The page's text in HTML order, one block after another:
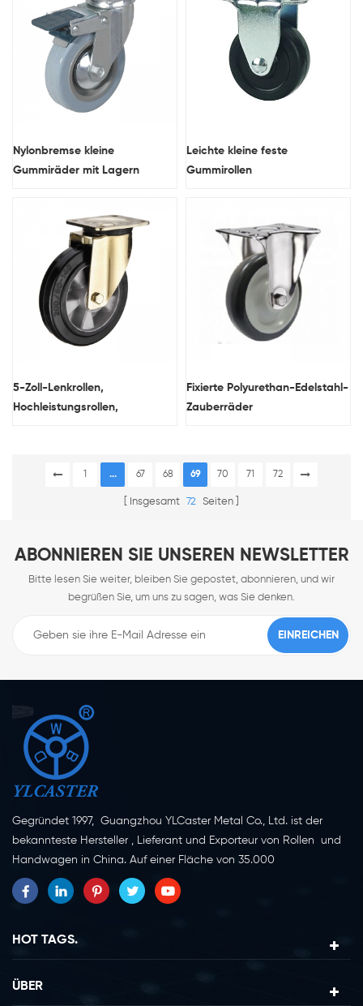
Nylonbremse kleine
Gummiräder mit Lagern
Leichte kleine feste
Gummirollen
5-Zoll-Lenkrollen,
Hochleistungsrollen,
Fixierte Polyurethan-Edelstahl-
Zauberräder
... 67 68 69 70 71 72
Insgesamt 72 Seiten
ABONNIEREN SIE UNSEREN NEWSLETTER
Bitte lesen Sie weiter, bleiben Sie gepostet, abonnieren, und wir
begrüßen Sie, um uns zu sagen, was Sie denken.
Gegründet 1997, Guangzhou YLCaster Metal Co., Ltd. ist der
bekannteste Hersteller , Lieferant und Exporteur von Rollen und
Handwagen in China. Auf einer Fläche von 35.000
Quadratmetern in der Stadt Yangjiang in der Provinz
Guangdong mit mehr als 20 Experten und etwa 150 Mitarbeitern,
Als professioneller Hersteller von Lenkrollen seit mehr als 20
Jahren ist unser Unternehmen auf die Erforschung, Konstruktion,
Herstellung und den Export von Lenkrollen spezialisiert. Derzeit
lassen sich unsere Produkte in zwei Hauptkategorien einteilen,
HOT TAGS.
ÜBER